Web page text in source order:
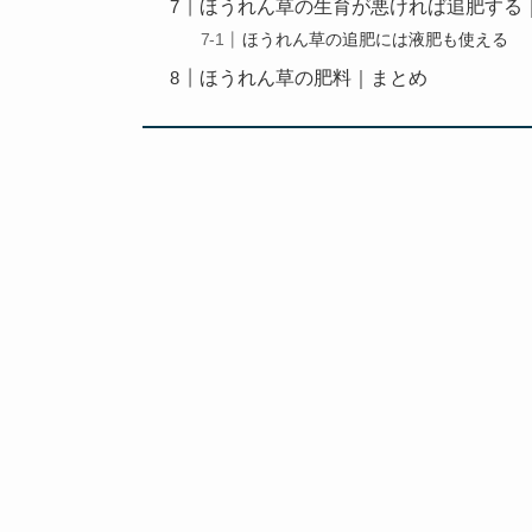
ほうれん草の生育が悪ければ追肥する
ほうれん草の追肥には液肥も使える
ほうれん草の肥料｜まとめ